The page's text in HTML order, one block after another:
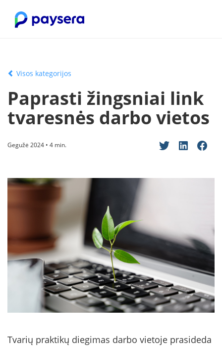
Visos kategorijos
Paprasti žingsniai link
tvaresnės darbo vietos
Gegužė 2024 • 4 min.
Tvarių praktikų diegimas darbo vietoje prasideda